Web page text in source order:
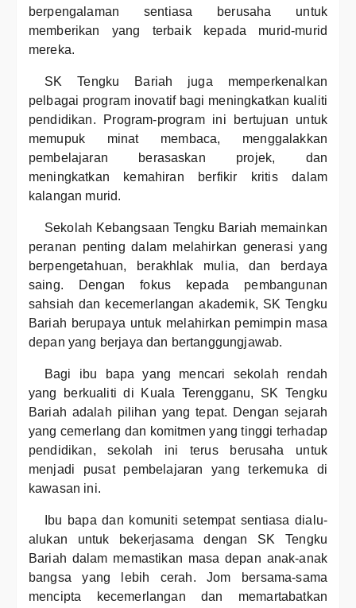
berpengalaman sentiasa berusaha untuk
memberikan yang terbaik kepada murid-murid
mereka.
SK Tengku Bariah juga memperkenalkan
pelbagai program inovatif bagi meningkatkan kualiti
pendidikan. Program-program ini bertujuan untuk
memupuk minat membaca, menggalakkan
pembelajaran berasaskan projek, dan
meningkatkan kemahiran berfikir kritis dalam
kalangan murid.
Sekolah Kebangsaan Tengku Bariah memainkan
peranan penting dalam melahirkan generasi yang
berpengetahuan, berakhlak mulia, dan berdaya
saing. Dengan fokus kepada pembangunan
sahsiah dan kecemerlangan akademik, SK Tengku
Bariah berupaya untuk melahirkan pemimpin masa
depan yang berjaya dan bertanggungjawab.
Bagi ibu bapa yang mencari sekolah rendah
yang berkualiti di Kuala Terengganu, SK Tengku
Bariah adalah pilihan yang tepat. Dengan sejarah
yang cemerlang dan komitmen yang tinggi terhadap
pendidikan, sekolah ini terus berusaha untuk
menjadi pusat pembelajaran yang terkemuka di
kawasan ini.
Ibu bapa dan komuniti setempat sentiasa dialu-
alukan untuk bekerjasama dengan SK Tengku
Bariah dalam memastikan masa depan anak-anak
bangsa yang lebih cerah. Jom bersama-sama
mencipta kecemerlangan dan memartabatkan